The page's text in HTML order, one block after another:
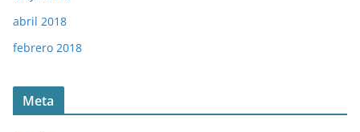
abril 2018
febrero 2018
Meta